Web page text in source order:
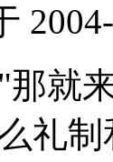
就
礼